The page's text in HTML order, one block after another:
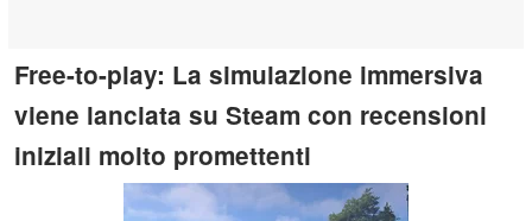
Free-to-play: La simulazione immersiva
viene lanciata su Steam con recensioni
iniziali molto promettenti